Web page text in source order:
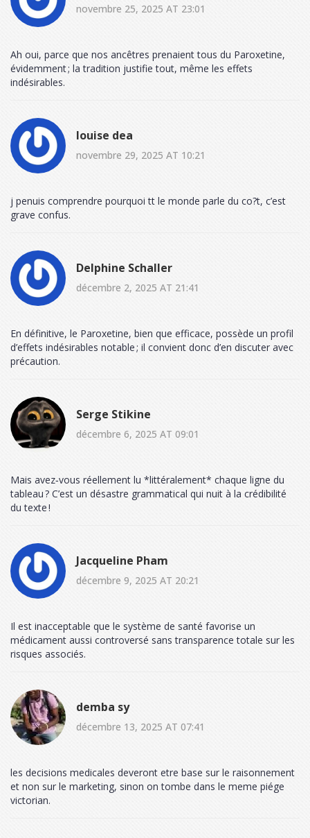
novembre 25, 2025 AT 23:01
Ah oui, parce que nos ancêtres prenaient tous du Paroxetine,
évidemment ; la tradition justifie tout, même les effets
indésirables.
louise dea
novembre 29, 2025 AT 10:21
j penuis comprendre pourquoi tt le monde parle du co?t, c’est
grave confus.
Delphine Schaller
décembre 2, 2025 AT 21:41
En définitive, le Paroxetine, bien que efficace, possède un profil
d’effets indésirables notable ; il convient donc d’en discuter avec
précaution.
Serge Stikine
décembre 6, 2025 AT 09:01
Mais avez‑vous réellement lu *littéralement* chaque ligne du
tableau ? C’est un désastre grammatical qui nuit à la crédibilité
du texte !
Jacqueline Pham
décembre 9, 2025 AT 20:21
Il est inacceptable que le système de santé favorise un
médicament aussi controversé sans transparence totale sur les
risques associés.
demba sy
décembre 13, 2025 AT 07:41
les decisions medicales deveront etre base sur le raisonnement
et non sur le marketing, sinon on tombe dans le meme piége
victorian.